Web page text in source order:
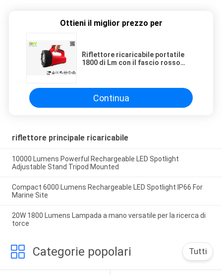
Ottieni il miglior prezzo per
Riflettore ricaricabile portatile
1800 di Lm con il fascio rosso
Continua
riflettore principale ricaricabile
10000 Lumens Powerful Rechargeable LED Spotlight
Adjustable Stand Tripod Mounted
Compact 6000 Lumens Rechargeable LED Spotlight IP66 For
Marine Site
20W 1800 Lumens Lampada a mano versatile per la ricerca di
torce
Categorie popolari Tutti